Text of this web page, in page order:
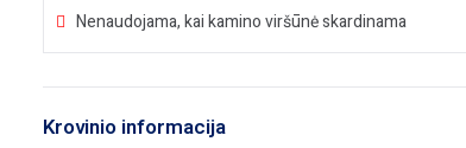
Nenaudojama, kai kamino viršūnė skardinama
Krovinio informacija